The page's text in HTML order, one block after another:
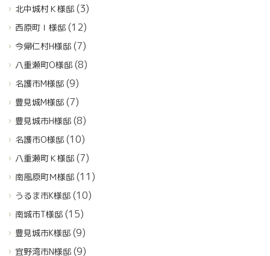
北中城村Ｋ様邸 (3)
西原町Ｉ様邸 (12)
今帰仁村H様邸 (7)
八重瀬町O様邸 (8)
名護市M様邸 (9)
豊見城M様邸 (7)
豊見城市H様邸 (8)
名護市O様邸 (10)
八重瀬町Ｋ様邸 (7)
南風原町Ｍ様邸 (11)
うるま市K様邸 (10)
南城市T様邸 (15)
豊見城市K様邸 (9)
宜野湾市N様邸 (9)